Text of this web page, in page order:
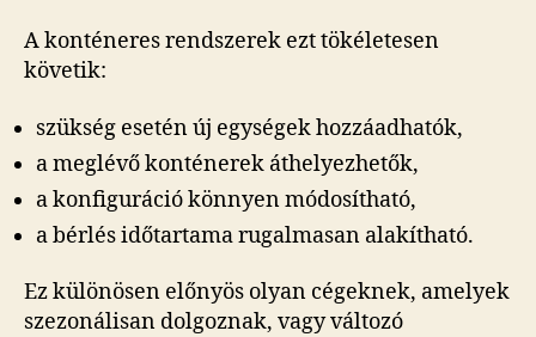
A konténeres rendszerek ezt tökéletesen
követik:
szükség esetén új egységek hozzáadhatók,
a meglévő konténerek áthelyezhetők,
a konfiguráció könnyen módosítható,
a bérlés időtartama rugalmasan alakítható.
Ez különösen előnyös olyan cégeknek, amelyek
szezonálisan dolgoznak, vagy változó